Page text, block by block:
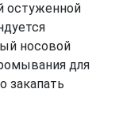
остуженной
носовой
для
закапать